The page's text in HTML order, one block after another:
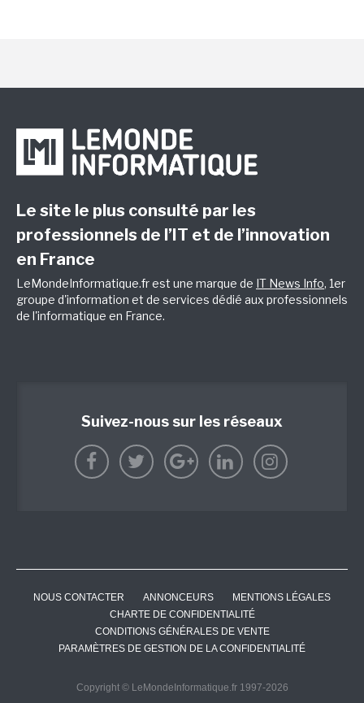
Le site le plus consulté par les
professionnels de l’IT et de l’innovation
en France
LeMondeInformatique.fr est une marque de IT News Info, 1er
groupe d'information et de services dédié aux professionnels
de l'informatique en France.
Suivez-nous sur les réseaux
NOUS CONTACTER ANNONCEURS
MENTIONS LÉGALES
CHARTE DE CONFIDENTIALITÉ
CONDITIONS GÉNÉRALES DE VENTE
PARAMÈTRES DE GESTION DE LA CONFIDENTIALITÉ
Copyright © LeMondeInformatique.fr 1997-2026